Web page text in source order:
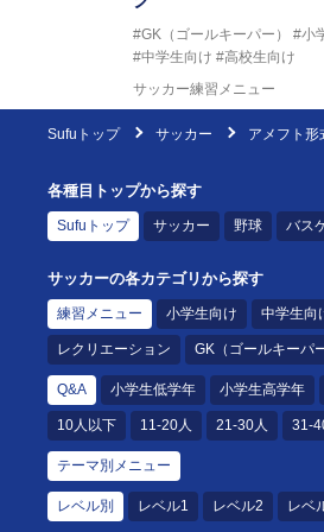
#GK（ゴールキーパー）
#小
#中学生向け #高校生向け
サッカー練習メニュー
Sufuトップ サッカー アメフト形
各種目トップから探す
Sufuトップ サッカー 野球 バス
サッカーの各カテゴリから探す
練習メニュー 小学生向け 中学生向
レクリエーション GK（ゴールキーパー
Q&A 小学生低学年 小学生高学年
10人以下 11-20人 21-30人 31-
テーマ別メニュー
レベル別 レベル1 レベル2 レベ